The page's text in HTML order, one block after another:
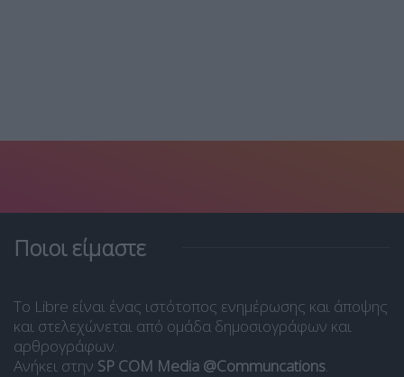
Ποιοι είμαστε
Το Libre είναι ένας ιστότοπος ενημέρωσης και άποψης
και στελεχώνεται από ομάδα δημοσιογράφων και
αρθρογράφων.
Ανήκει στην SP COM Media @Communcations.